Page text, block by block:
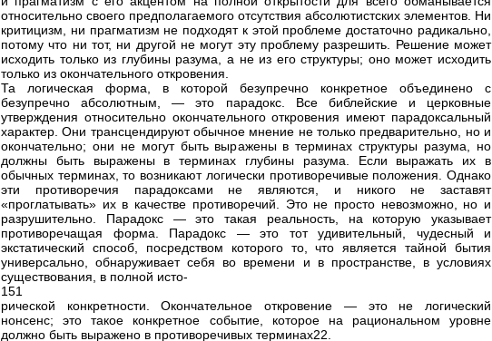
относительно своего предполагаемого отсутствия абсолютистских элементов. Ни
критицизм, ни прагматизм не подходят к этой проблеме достаточно радикально,
потому что ни тот, ни другой не могут эту проблему разрешить. Решение может
исходить только из глубины разума, а не из его структуры; оно может исходить
только из окончательного откровения.
Та логическая форма, в которой безупречно конкретное объединено с
безупречно абсолютным, — это парадокс. Все библейские и церковные
утверждения относительно окончательного откровения имеют парадоксальный
характер. Они трансцендируют обычное мнение не только предварительно, но и
окончательно; они не могут быть выражены в терминах структуры разума, но
должны быть выражены в терминах глубины разума. Если выражать их в
обычных терминах, то возникают логически противоречивые положения. Однако
эти противоречия парадоксами не являются, и никого не заставят
«проглатывать» их в качестве противоречий. Это не просто невозможно, но и
разрушительно. Парадокс — это такая реальность, на которую указывает
противоречащая форма. Парадокс — это тот удивительный, чудесный и
экстатический способ, посредством которого то, что является тайной бытия
универсально, обнаруживает себя во времени и в пространстве, в условиях
существования, в полной исто-
151
рической конкретности. Окончательное откровение — это не логический
нонсенс; это такое конкретное событие, которое на рациональном уровне
должно быть выражено в противоречивых терминах22.